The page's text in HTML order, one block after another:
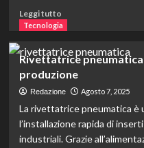
lo
richiedono
a
domicilio
Leggi tuttoLeggi
di
su
Assistenza
infermieristica
domiciliare
per
anziani
a
Roma:
Tecnologia
Rivettatrice
produzione
Redazione Agosto 7, 2025
La rivettatrice pneumatica è
l’installazione rapida di
industriali. Grazie